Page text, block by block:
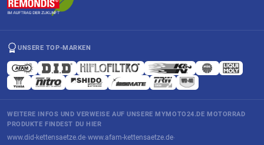
UNSERE TOP-MARKEN
WEITERE INFOS UND VERWEISE AUF UNSERE MYMOTO24.DE MOTORRAD
PRODUKTE FINDEST DU HIER
www.did-kettensaetze.de·www.afam-kettensaetze.de·